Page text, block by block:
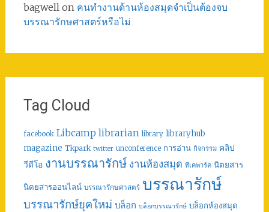
bagwell on คนทำงานด้านห้องสมุดจำเป็นต้องจบ
บรรณารักษศาสตร์หรือไม่
Tag Cloud
facebook Libcamp librarian library libraryhub
magazine Tkpark twitter unconference การอ่าน กิจกรรม คลิป
วีดีโอ งานบรรณารักษ์ งานห้องสมุด ทีเคพาร์ค นิตยสาร
นิตยสารออนไลน์ บรรณารักษศาสตร์ บรรณารักษ์
บรรณารักษ์ยุคใหม่ บล็อก บล็อกบรรณารักษ์ บล็อกห้องสมุด